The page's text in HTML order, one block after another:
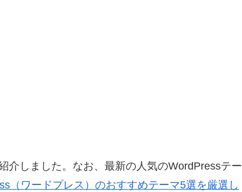
介しました。なお、最新の人気のWordPressテー
（ワードプレス）のおすすめテーマ5選を厳選し